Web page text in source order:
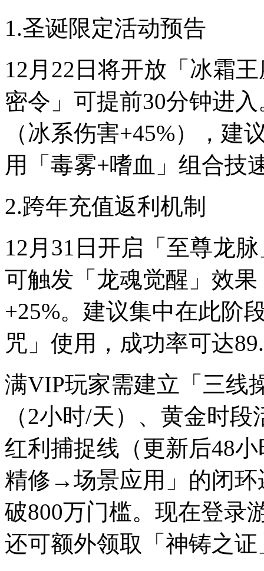
1.圣诞限定活动预告
12月22日将开放「冰霜
密令」可提前30分钟进
（冰系伤害+45%），建
用「毒雾+嗜血」组合技
2.跨年充值返利机制
12月31日开启「至尊龙
可触发「龙魂觉醒」效
+25%。建议集中在此阶
咒」使用，成功率可达
满VIP玩家需建立「三线
（2小时/天）、黄金时
红利捕捉线（更新后48
精修→场景应用」的闭环
破800万门槛。现在登录
还可额外领取「神铸之